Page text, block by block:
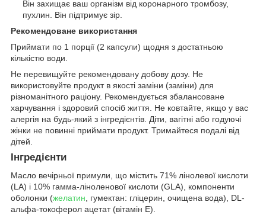
Він захищає ваш організм від коронарного тромбозу,
пухлин. Він підтримує зір.
Рекомендоване використання
Приймати по 1 порції (2 капсули) щодня з достатньою
кількістю води.
Не перевищуйте рекомендовану добову дозу. Не
використовуйте продукт в якості заміни (заміни) для
різноманітного раціону. Рекомендується збалансоване
харчування і здоровий спосіб життя. Не ковтайте, якщо у вас
алергія на будь-який з інгредієнтів. Діти, вагітні або годуючі
жінки не повинні приймати продукт. Тримайтеся подалі від
дітей.
Інгредієнти
Масло вечірньої примули, що містить 71% лінолевої кислоти
(LA) і 10% гамма-ліноленової кислоти (GLA), компоненти
оболонки (желатин, гумектан: гліцерин, очищена вода), DL-
альфа-токоферол ацетат (вітамін Е).